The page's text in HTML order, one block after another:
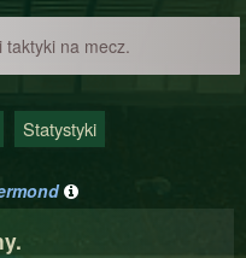
taktyki na mecz.
Statystyki